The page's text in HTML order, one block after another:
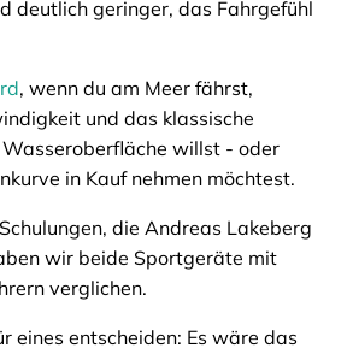
deutlich geringer, das Fahrgefühl
, wenn du am Meer fährst,
und das klassische
willst - oder
in Kauf nehmen möchtest.
die Andreas Lakeberg
wir beide Sportgeräte mit
verglichen.
eines entscheiden: Es wäre das